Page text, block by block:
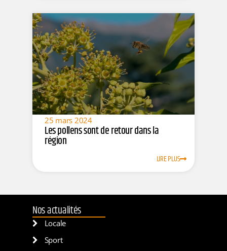
25 mars 2024
Les pollens sont de retour dans la
région
LIRE PLUS
Nos actualités
Locale
Sport